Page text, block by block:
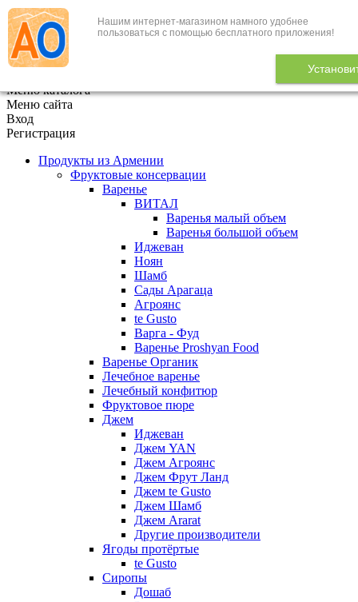
Нашим интернет-магазином намного удобнее
пользоваться с помощью бесплатного приложения!
+7 (495) 646-888-1
В корзине 0
Меню каталога
Меню сайта
Вход
Регистрация
Продукты из Армении
Фруктовые консервации
Варенье
ВИТАЛ
Варенья малый объем
Варенья большой объем
Иджеван
Ноян
Шамб
Сады Арагаца
Агроянс
te Gusto
Варга - Фуд
Варенье Proshyan Food
Варенье Органик
Лечебное варенье
Лечебный конфитюр
Фруктовое пюре
Джем
Иджеван
Джем YAN
Джем Агроянс
Джем Фрут Ланд
Джем te Gusto
Джем Шамб
Джем Ararat
Другие производители
Ягоды протёртые
te Gusto
Сиропы
Дошаб